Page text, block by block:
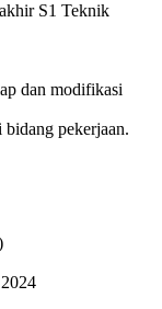
S1 Teknik
dan modifikasi
pekerjaan.